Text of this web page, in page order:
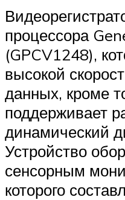
процессора
(GPCV1248),
высокой
данных, кроме
поддерживает
динамический
Устройство
сенсорным
которого